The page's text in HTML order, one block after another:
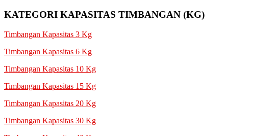
KATEGORI KAPASITAS TIMBANGAN (KG)
Timbangan Kapasitas 3 Kg
Timbangan Kapasitas 6 Kg
Timbangan Kapasitas 10 Kg
Timbangan Kapasitas 15 Kg
Timbangan Kapasitas 20 Kg
Timbangan Kapasitas 30 Kg